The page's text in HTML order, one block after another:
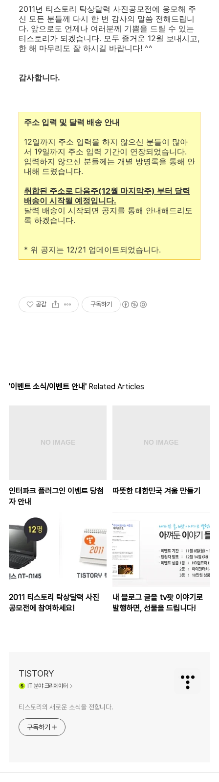
2011년 티스토리 탁상달력 사진공모전에 응모해 주
신 모든 분들께 다시 한 번 감사의 말씀 전해드립니
다. 앞으로도 언제나 여러분께 기쁨을 드릴 수 있는
티스토리가 되겠습니다. 모두 즐거운 12월 보내시고,
한 해 마무리도 잘 하시길 바랍니다! ^^
감사합니다.
주소 입력 및 달력 배송 안내
12일까지 주소 입력을 하지 않으신 분들이 많아
서 19일까지 주소 입력 기간이 연장되었습니다.
입력하지 않으신 분들께는 개별 방명록을 통해 안
내해 드렸습니다.
취합된 주소로 다음주(12월 마지막주) 부터 달력
배송이 시작될 예정입니다.
달력 배송이 시작되면 공지를 통해 안내해드리도
록 하겠습니다.
* 위 공지는 12/21 업데이트되었습니다.
공감 구독하기
'이벤트 소식/이벤트 안내' Related Articles
인터파크 플러그인 이벤트 당첨
자 안내
따뜻한 대한민국 겨울 만들기
2011 티스토리 탁상달력 사진
공모전에 참여하세요!
내 블로그 글을 tv팟 이야기로
발행하면, 선물을 드립니다!
TISTORY
IT 분야 크리에이터
티스토리의 새로운 소식을 전합니다.
구독하기